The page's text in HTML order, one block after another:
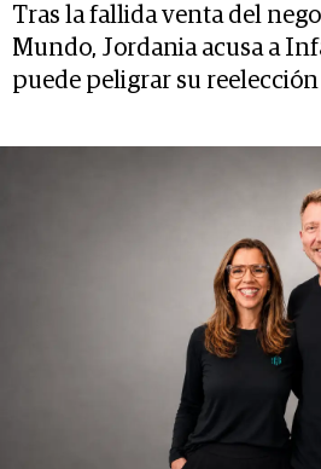
Tras la fallida venta del
Mundo, Jordania acusa a
puede peligrar su reelección